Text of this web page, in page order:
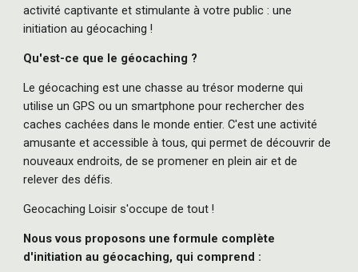
activité captivante et stimulante à votre public : une
initiation au géocaching !
Qu'est-ce que le géocaching ?
Le géocaching est une chasse au trésor moderne qui
utilise un GPS ou un smartphone pour rechercher des
caches cachées dans le monde entier. C'est une activité
amusante et accessible à tous, qui permet de découvrir de
nouveaux endroits, de se promener en plein air et de
relever des défis.
Geocaching Loisir s'occupe de tout !
Nous vous proposons une formule complète
d'initiation au géocaching, qui comprend :